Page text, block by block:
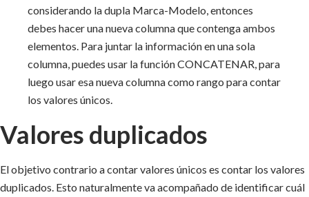
considerando la dupla Marca-Modelo, entonces
debes hacer una nueva columna que contenga ambos
elementos. Para juntar la información en una sola
columna, puedes usar la función CONCATENAR, para
luego usar esa nueva columna como rango para contar
los valores únicos.
Valores duplicados
El objetivo contrario a contar valores únicos es contar los valores
duplicados. Esto naturalmente va acompañado de identificar cuál